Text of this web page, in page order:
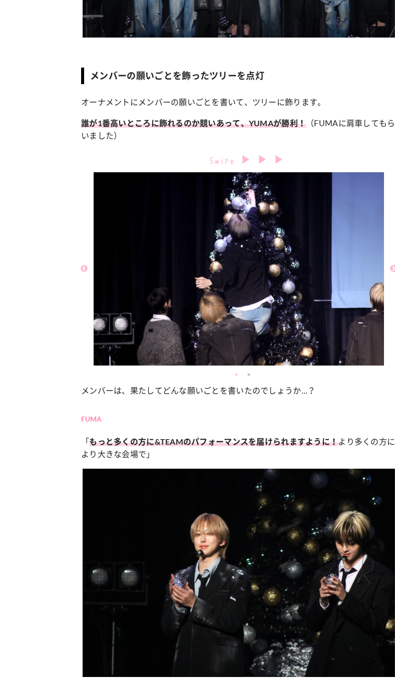
メンバーの願いごとを飾ったツリーを点灯
オーナメントにメンバーの願いごとを書いて、ツリーに飾ります。
誰が1番高いところに飾れるのか競いあって、YUMAが勝利！ （FUMAに肩車してもら
いました）
メンバーは、果たしてどんな願いごとを書いたのでしょうか…？
FUMA
「もっと多くの方に&TEAMのパフォーマンスを届けられますように！より多くの方に
より大きな会場で」